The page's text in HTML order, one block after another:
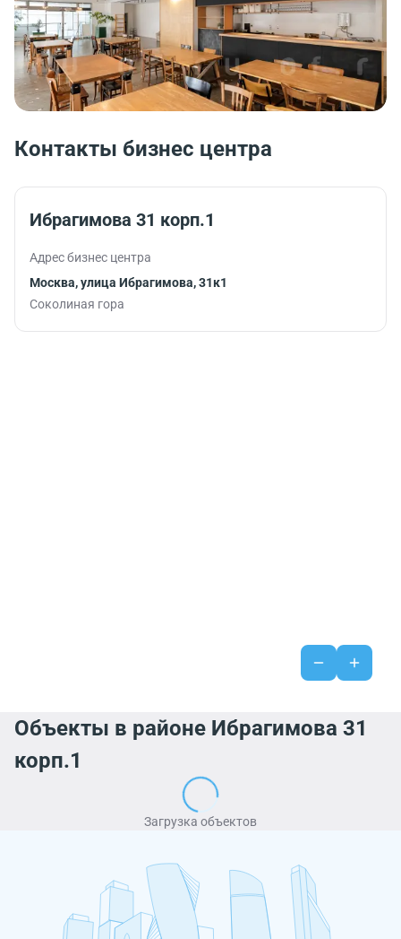
Контакты бизнес центра
Ибрагимова 31 корп.1
Адрес бизнес центра
Москва, улица Ибрагимова, 31к1
Соколиная гора
Объекты в районе Ибрагимова 31
корп.1
Загрузка объектов